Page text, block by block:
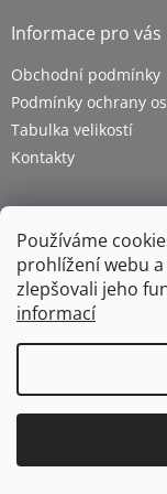
Používáme
prohlížení webu
zlepšovali jeho
informací
Informace pro vás
Obchodní podmínky
Podmínky ochrany
Tabulka velikostí
Kontakty
Copyright 2026
práva